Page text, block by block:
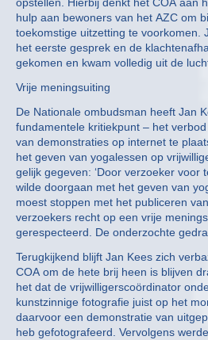
hulp aan bewoners van het AZC om
toekomstige uitzetting te voorkomen.
het eerste gesprek en de
gekomen en kwam volledig uit de
Vrije meningsuiting
De Nationale ombudsman heeft Jan
fundamentele kritiekpunt – het
van demonstraties op internet te
het geven van yogalessen op
gelijk gegeven: ‘Door verzoeker voor
wilde doorgaan met het geven van
moest stoppen met het publiceren
verzoekers recht op een vrije
gerespecteerd. De onderzochte
Terugkijkend blijft Jan Kees zich
COA om de hete brij heen is blijven
het dat de vrijwilligerscoördinator
kunstzinnige fotografie juist op het
daarvoor een demonstratie van
heb gefotografeerd. Vervolgens